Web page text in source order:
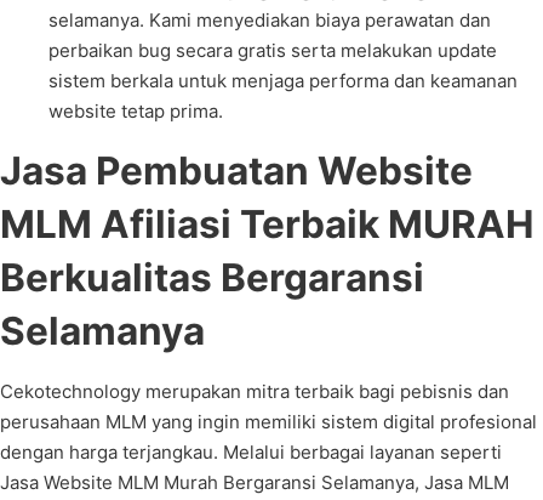
selamanya. Kami menyediakan biaya perawatan dan
perbaikan bug secara gratis serta melakukan update
sistem berkala untuk menjaga performa dan keamanan
website tetap prima.
Jasa Pembuatan Website
MLM Afiliasi Terbaik MURAH
Berkualitas Bergaransi
Selamanya
Cekotechnology merupakan mitra terbaik bagi pebisnis dan
perusahaan MLM yang ingin memiliki sistem digital profesional
dengan harga terjangkau. Melalui berbagai layanan seperti
Jasa Website MLM Murah Bergaransi Selamanya, Jasa MLM